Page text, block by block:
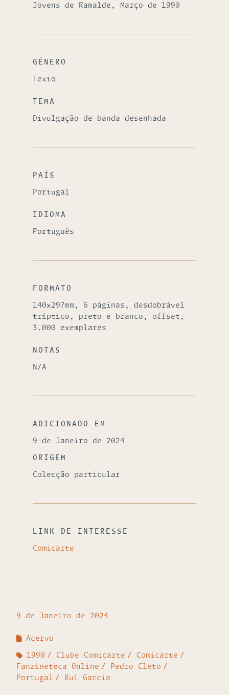
Jovens de Ramalde, Março de 1990
GÉNERO
Texto
TEMA
Divulgação de banda desenhada
PAÍS
Portugal
IDIOMA
Português
FORMATO
140x297mm, 6 páginas, desdobrável
tríptico, preto e branco, offset,
3.000 exemplares
NOTAS
N/A
ADICIONADO EM
9 de Janeiro de 2024
ORIGEM
Colecção particular
LINK DE INTERESSE
Comicarte
9 de Janeiro de 2024
Acervo
1990 Clube Comicarte
Comicarte
Fanzineteca Online
Pedro Cleto
Portugal
Rui Garcia